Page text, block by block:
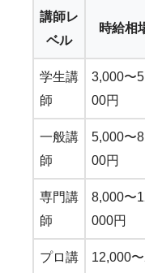
講師レ
ベル
時給相
学生講
師
3,000〜
00円
一般講
師
5,000〜
00円
専門講
師
8,000〜
000円
プロ講
12,000